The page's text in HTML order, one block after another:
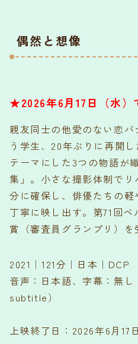
偶然と想像
★2026年6月17日（水）
親友同士の他愛のない恋
う学生、20年ぶりに再開
テーマにした3つの物語が
集」。小さな撮影体制で
分に確保し、俳優たちの
丁寧に映し出す。第71回
賞（審査員グランプリ）を
2021｜121分｜日本｜DCP
音声：日本語、字幕：無
subtitle）
上映終了日：2026年6月17